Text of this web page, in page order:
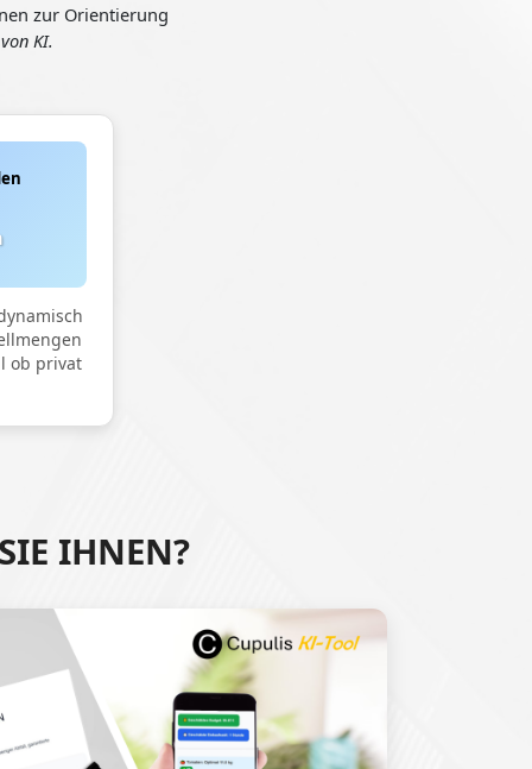
zur Orientierung
KI.
ob privat
IHNEN?